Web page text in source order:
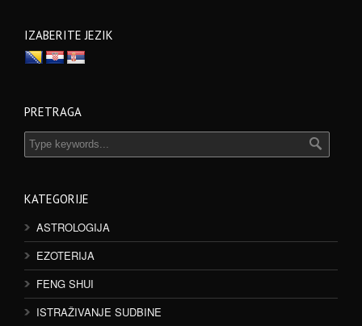
IZABERITE JEZIK
PRETRAGA
KATEGORIJE
ASTROLOGIJA
EZOTERIJA
FENG SHUI
ISTRAŽIVANJE SUDBINE